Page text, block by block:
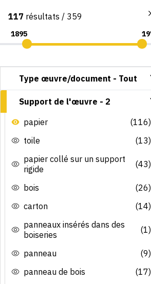
Consultation par image
117 résultats / 359
Type œuvre/document - Tout
Support de l'œuvre - 2
papier
(116)
toile
(13)
papier collé sur un support
rigide
(43)
bois
(26)
carton
(14)
panneaux insérés dans des
boiseries
(1)
panneau
(9)
panneau de bois
(17)